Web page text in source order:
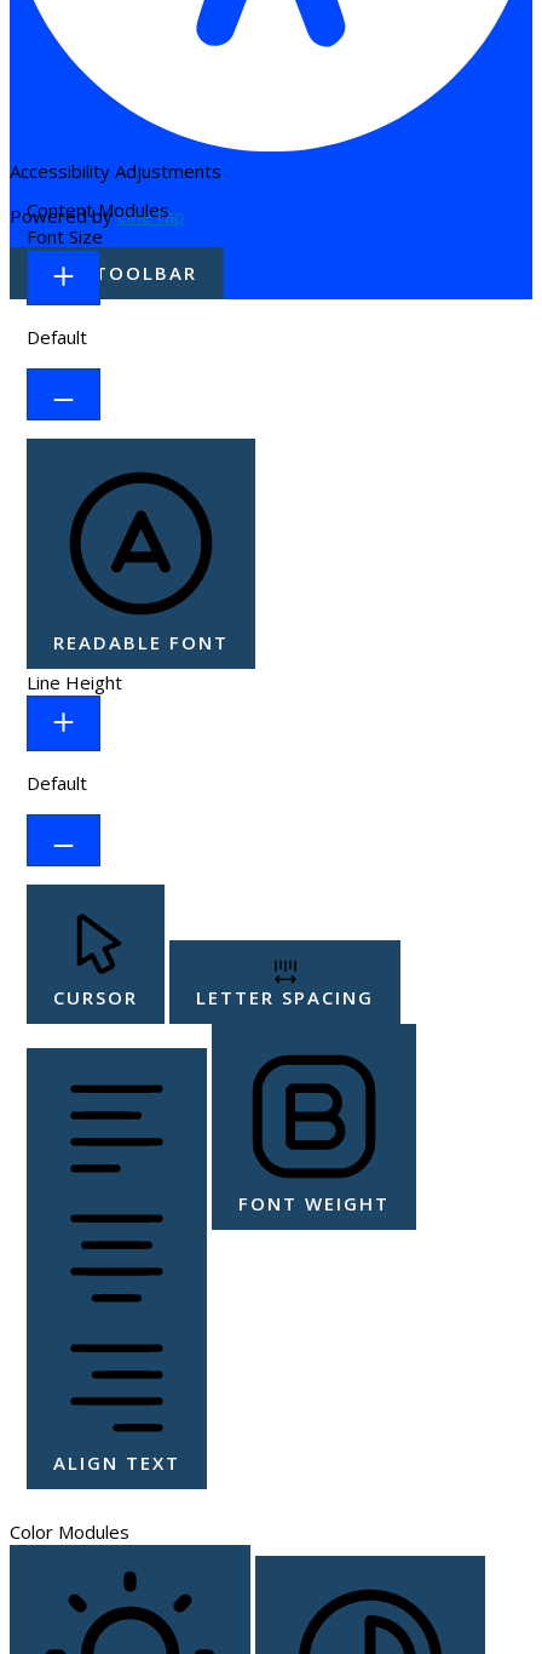
Accessibility Adjustments
Powered byOneTap
HIDE TOOLBAR
Content Modules
Font Size
Default
READABLE FONT
Line Height
Default
CURSOR LETTER SPACING
ALIGN TEXT
FONT WEIGHT
Color Modules